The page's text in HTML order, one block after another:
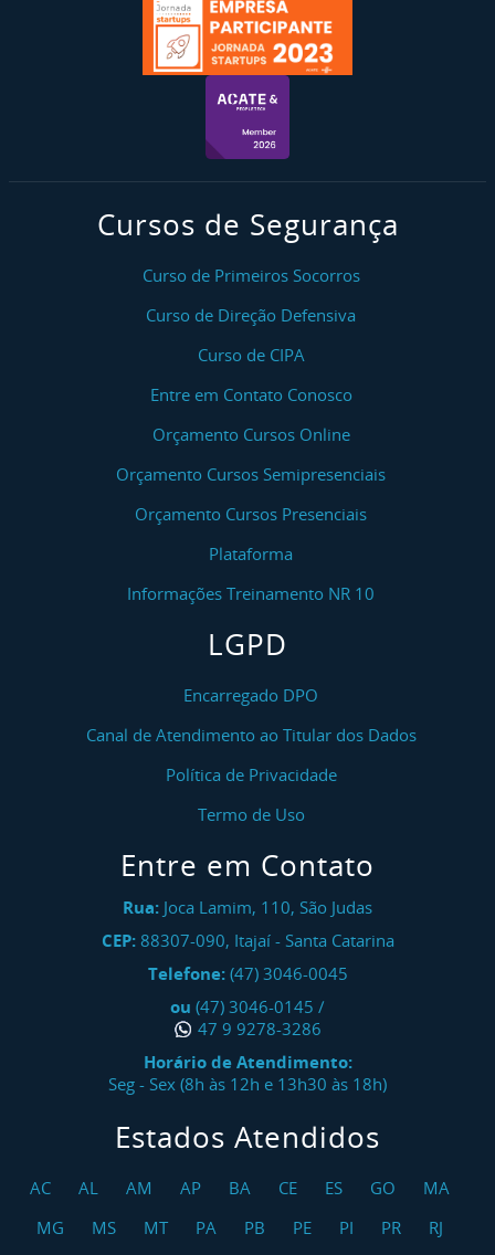
Cursos de Segurança
Curso de Primeiros Socorros
Curso de Direção Defensiva
Curso de CIPA
Entre em Contato Conosco
Orçamento Cursos Online
Orçamento Cursos Semipresenciais
Orçamento Cursos Presenciais
Plataforma
Informações Treinamento NR 10
LGPD
Encarregado DPO
Canal de Atendimento ao Titular dos Dados
Política de Privacidade
Termo de Uso
Entre em Contato
Rua: Joca Lamim, 110, São Judas
CEP: 88307-090, Itajaí- Santa Catarina
Telefone: (47) 3046-0045
ou (47) 3046-0145 /
47 9 9278-3286
Horário de Atendimento:
Seg - Sex (8h às 12h e 13h30 às 18h)
Estados Atendidos
AC AL AM AP BA CE ES GO
MA
MG
MS MT PA PB PE PI PR
RJ